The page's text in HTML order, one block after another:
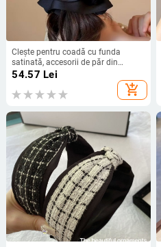
Clește pentru coadă cu funda
satinată, accesorii de păr din
material, lucrat manual, pentru
54.57 Lei
add_shopping_cart